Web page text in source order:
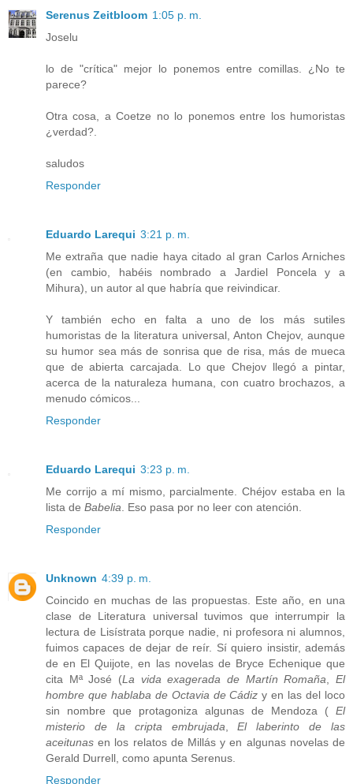
Serenus Zeitbloom 1:05 p. m.
Joselu
lo de "crítica" mejor lo ponemos entre comillas. ¿No te
parece?
Otra cosa, a Coetze no lo ponemos entre los humoristas
¿verdad?.
saludos
Responder
Eduardo Larequi 3:21 p. m.
Me extraña que nadie haya citado al gran Carlos Arniches
(en cambio, habéis nombrado a Jardiel Poncela y a
Mihura), un autor al que habría que reivindicar.
Y también echo en falta a uno de los más sutiles
humoristas de la literatura universal, Anton Chejov, aunque
su humor sea más de sonrisa que de risa, más de mueca
que de abierta carcajada. Lo que Chejov llegó a pintar,
acerca de la naturaleza humana, con cuatro brochazos, a
menudo cómicos...
Responder
Eduardo Larequi 3:23 p. m.
Me corrijo a mí mismo, parcialmente. Chéjov estaba en la
lista de Babelia . Eso pasa por no leer con atención.
Responder
Unknown 4:39 p. m.
Coincido en muchas de las propuestas. Este año, en una
clase de Literatura universal tuvimos que interrumpir la
lectura de Lisístrata porque nadie, ni profesora ni alumnos,
fuimos capaces de dejar de reír. Sí quiero insistir, además
de en El Quijote, en las novelas de Bryce Echenique que
cita Mª José (La vida exagerada de Martín Romaña ,El
hombre que hablaba de Octavia de Cádiz y en las del loco
sin nombre que protagoniza algunas de Mendoza ( El
misterio de la cripta embrujada ,El laberinto de las
aceitunas en los relatos de Millás y en algunas novelas de
Gerald Durrell, como apunta Serenus.
Responder